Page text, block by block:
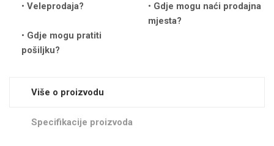
Veleprodaja?
Gdje mogu naći prodajna
mjesta?
Gdje mogu pratiti
pošiljku?
Više o proizvodu
Specifikacije proizvoda
Halloween
Doodles